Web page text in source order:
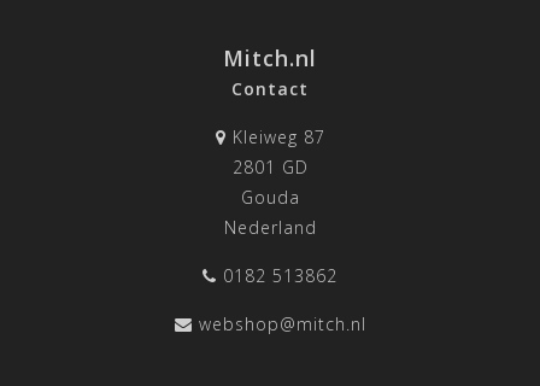
Mitch.nl
Contact
Kleiweg 87
2801 GD
Gouda
Nederland
0182 513862
webshop@mitch.nl